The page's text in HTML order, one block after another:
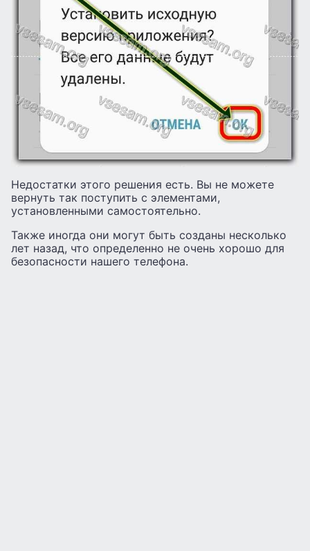
Недостатки этого решения есть. Вы не можете
вернуть так поступить с элементами,
установленными самостоятельно.
Также иногда они могут быть созданы несколько
лет назад, что определенно не очень хорошо для
безопасности нашего телефона.